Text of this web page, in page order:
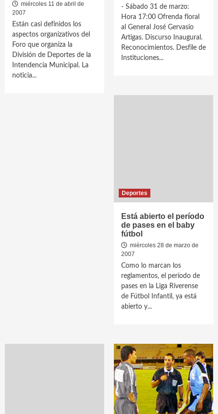
miércoles 11 de abril de
2007
Están casi definidos los
aspectos organizativos del
Foro que organiza la
División de Deportes de la
Intendencia Municipal. La
noticia...
- Sábado 31 de marzo:
Hora 17:00 Ofrenda floral
al General José Gervasio
Artigas. Discurso Inaugural.
Reconocimientos. Desfile de
Instituciones...
Deportes
Está abierto el período
de pases en el baby
fútbol
miércoles 28 de marzo de
2007
Como lo marcan los
reglamentos, el período de
pases en la Liga Riverense
de Fútbol Infantil, ya está
abierto y...